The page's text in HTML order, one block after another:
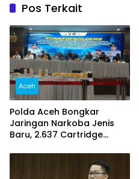
Pos Terkait
Aceh
Polda Aceh Bongkar
Jaringan Narkoba Jenis
Baru, 2.637 Cartridge
Ekstasi Disita